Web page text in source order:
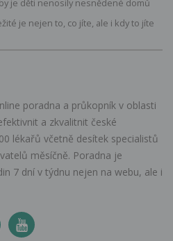
je děti nenosily nesnědené domů
je nejen to, co jíte, ale i kdy to jíte
poradna a průkopník v oblasti
a zkvalitnit české
lékařů včetně desítek specialistů
měsíčně. Poradna je
7 dní v týdnu nejen na webu, ale i